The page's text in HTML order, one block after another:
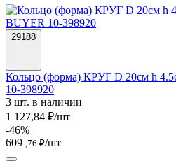
29188
Кольцо (форма) КРУГ D 20см h
10-398920
3 шт. в наличии
1 127,84 ₽/шт
-46%
609 ,76 ₽/шт